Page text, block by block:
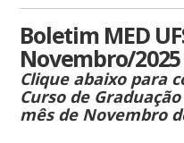
Boletim MED
Novembro/2025
Clique abaixo para
Curso de
mês de Novembro